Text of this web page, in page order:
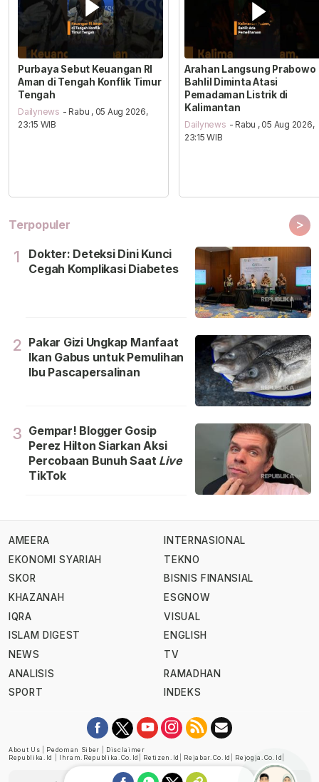
Purbaya Sebut Keuangan RI
Aman di Tengah Konflik Timur
Tengah
Dailynews - Rabu , 05 Aug 2026,
23:15 WIB
Arahan Langsung Prabowo
Bahlil Diminta Atasi
Pemadaman Listrik di
Kalimantan
Dailynews - Rabu , 05 Aug 2026,
23:15 WIB
Terpopuler >
1
Dokter: Deteksi Dini Kunci
Cegah Komplikasi Diabetes
2 Pakar Gizi Ungkap Manfaat
Ikan Gabus untuk Pemulihan
Ibu Pascapersalinan
3 Gempar! Blogger Gosip
Perez Hilton Siarkan Aksi
Percobaan Bunuh Saat Live
TikTok
AMEERA
EKONOMI SYARIAH
SKOR
KHAZANAH
IQRA
ISLAM DIGEST
NEWS
ANALISIS
SPORT
INTERNASIONAL
TEKNO
BISNIS FINANSIAL
ESGNOW
VISUAL
ENGLISH
TV
RAMADHAN
INDEKS
About Us Pedoman Siber
Disclaimer
Republika.id
Ihram.republika.co.id Retizen.id Rejabar.co.id Rejogja.co.id